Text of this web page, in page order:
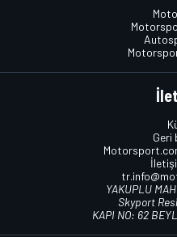
Geri
YAKUPLU
Skyport
KAPI NO: 62